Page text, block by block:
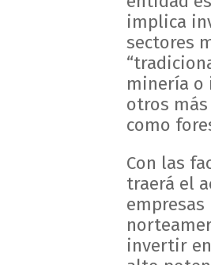
implica
sectores
minería o
otros
como
Con las
traerá el
empresas
invertir